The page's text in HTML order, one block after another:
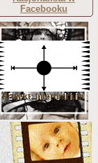
Facebooku